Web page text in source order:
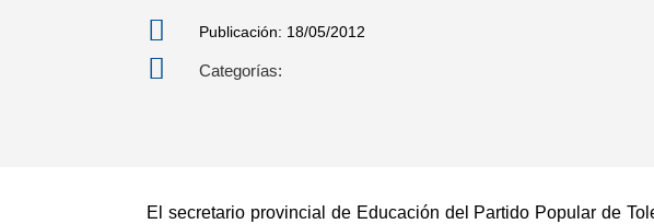
 Publicación: 18/05/2012
 Categorías:
El secretario provincial de Educación del Partido Popular de